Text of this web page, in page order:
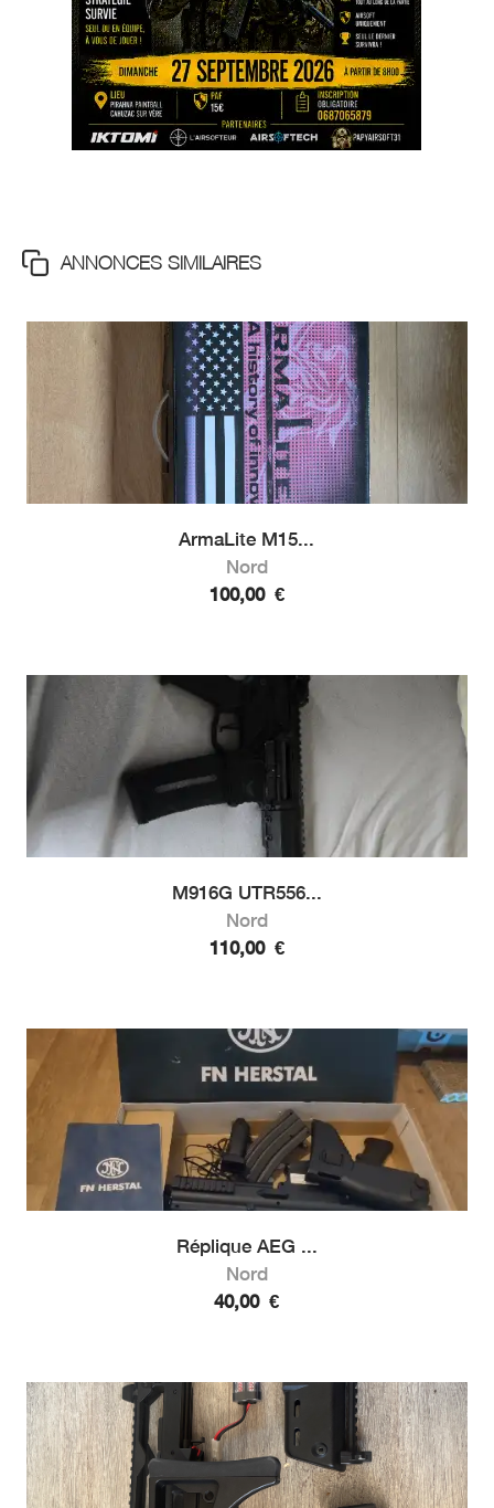
ANNONCES SIMILAIRES
ArmaLite M15...
Nord
100,00 €
M916G UTR556...
Nord
110,00 €
Réplique AEG ...
Nord
40,00 €